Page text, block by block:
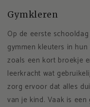
Gymkleren
Op de eerste
gymmen kleuters in
zoals een kort broekje
leerkracht wat
zorg ervoor dat alles
van je kind. Vaak is een